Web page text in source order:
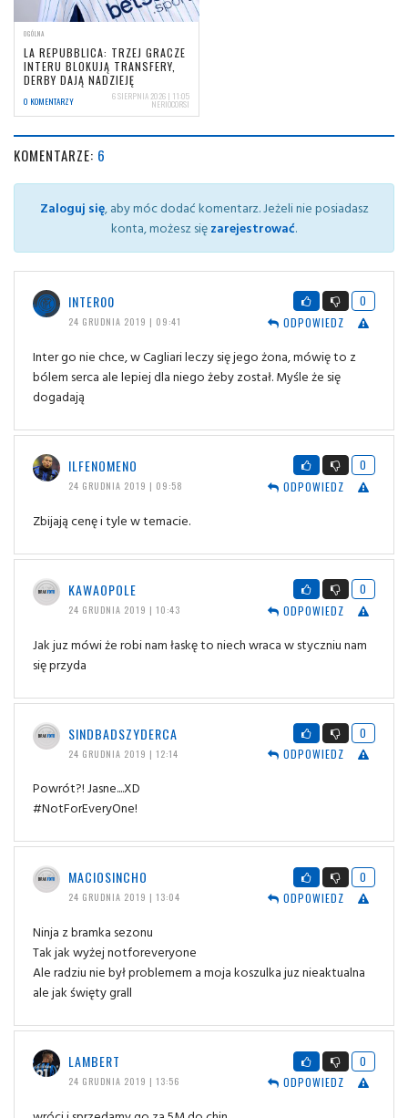
OGÓLNA
LA REPUBBLICA: TRZEJ GRACZE
INTERU BLOKUJĄ TRANSFERY,
DERBY DAJĄ NADZIEJĘ
0 KOMENTARZY 6 SIERPNIA 2026 | 11:05
NERIOCORSI
KOMENTARZE: 6
Zaloguj się, aby móc dodać komentarz. Jeżeli nie posiadasz
konta, możesz sięzarejestrować.
INTER00
24 GRUDNIA 2019 | 09:41
0
ODPOWIEDZ
Inter go nie chce, w Cagliari leczy się jego żona, mówię to z
bólem serca ale lepiej dla niego żeby został. Myśle że się
dogadają
ILFENOMENO
24 GRUDNIA 2019 | 09:58
0
ODPOWIEDZ
Zbijają cenę i tyle w temacie.
KAWAOPOLE
24 GRUDNIA 2019 | 10:43
0
ODPOWIEDZ
Jak juz mówi że robi nam łaskę to niech wraca w styczniu nam
się przyda
SINDBADSZYDERCA
24 GRUDNIA 2019 | 12:14
0
ODPOWIEDZ
Powrót?! Jasne....XD
#NotForEveryOne!
MACIOSINCHO
24 GRUDNIA 2019 | 13:04
0
ODPOWIEDZ
Ninja z bramka sezonu
Tak jak wyżej notforeveryone
Ale radziu nie był problemem a moja koszulka juz nieaktualna
ale jak święty grall
LAMBERT
24 GRUDNIA 2019 | 13:56
0
ODPOWIEDZ